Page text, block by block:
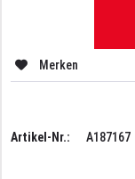
Merken
Artikel-Nr.: A187167